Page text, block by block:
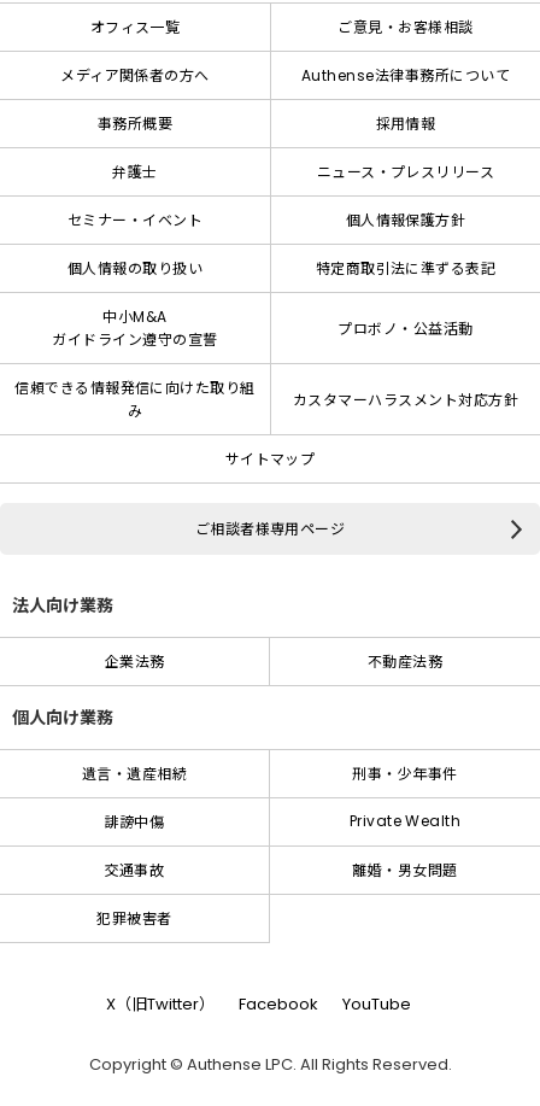
オフィス一覧 ご意見・お客様相談
メディア関係者の方へ Authense法律事務所について
事務所概要 採用情報
弁護士 ニュース・プレスリリース
セミナー・イベント 個人情報保護方針
個人情報の取り扱い 特定商取引法に準ずる表記
中小M&A
ガイドライン遵守の宣誓
プロボノ・公益活動
信頼できる情報発信に向けた取り組
み
カスタマーハラスメント対応方針
サイトマップ
ご相談者様専用ページ
法人向け業務
企業法務 不動産法務
個人向け業務
遺言・遺産相続 刑事・少年事件
誹謗中傷 Private Wealth
交通事故 離婚・男女問題
犯罪被害者
X（旧Twitter） Facebook YouTube
Copyright © Authense LPC. All Rights Reserved.